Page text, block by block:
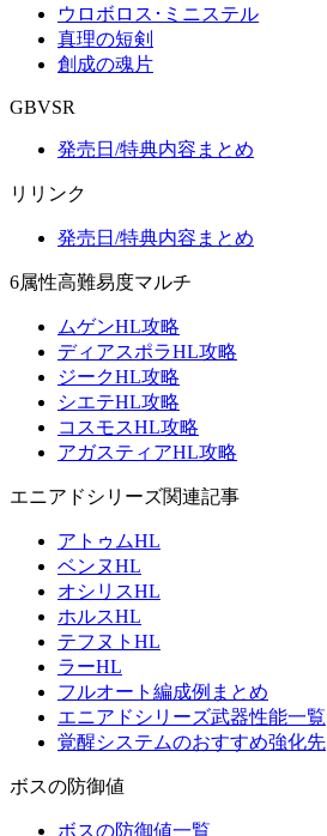
ウロボロス･ミニステル
真理の短剣
創成の魂片
GBVSR
発売日/特典内容まとめ
リリンク
発売日/特典内容まとめ
6属性高難易度マルチ
ムゲンHL攻略
ディアスポラHL攻略
ジークHL攻略
シエテHL攻略
コスモスHL攻略
アガスティアHL攻略
エニアドシリーズ関連記事
アトゥムHL
ベンヌHL
オシリスHL
ホルスHL
テフヌトHL
ラーHL
フルオート編成例まとめ
エニアドシリーズ武器性能一覧
覚醒システムのおすすめ強化先
ボスの防御値
ボスの防御値一覧